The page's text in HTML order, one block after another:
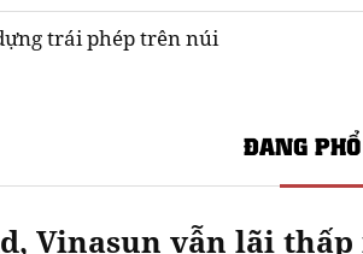
trái phép trên núi
ĐANG
Vinasun vẫn lãi thấp